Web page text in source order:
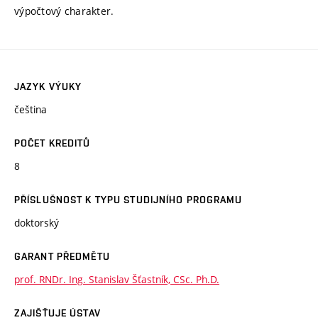
výpočtový charakter.
JAZYK VÝUKY
čeština
POČET KREDITŮ
8
PŘÍSLUŠNOST K TYPU STUDIJNÍHO PROGRAMU
doktorský
GARANT PŘEDMĚTU
prof. RNDr. Ing. Stanislav Šťastník, CSc. Ph.D.
ZAJIŠŤUJE ÚSTAV